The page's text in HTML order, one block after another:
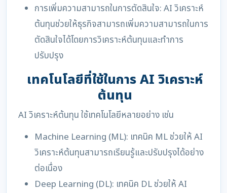
การเพิ่มความสามารถในการตัดสินใจ: AI วิเคราะห์
ต้นทุนช่วยให้ธุรกิจสามารถเพิ่มความสามารถในการ
ตัดสินใจได้โดยการวิเคราะห์ต้นทุนและทำการ
ปรับปรุง
เทคโนโลยีที่ใช้ในการ AI วิเคราะห์
ต้นทุน
AI วิเคราะห์ต้นทุน ใช้เทคโนโลยีหลายอย่าง เช่น
Machine Learning (ML): เทคนิค ML ช่วยให้ AI
วิเคราะห์ต้นทุนสามารถเรียนรู้และปรับปรุงได้อย่าง
ต่อเนื่อง
Deep Learning (DL): เทคนิค DL ช่วยให้ AI